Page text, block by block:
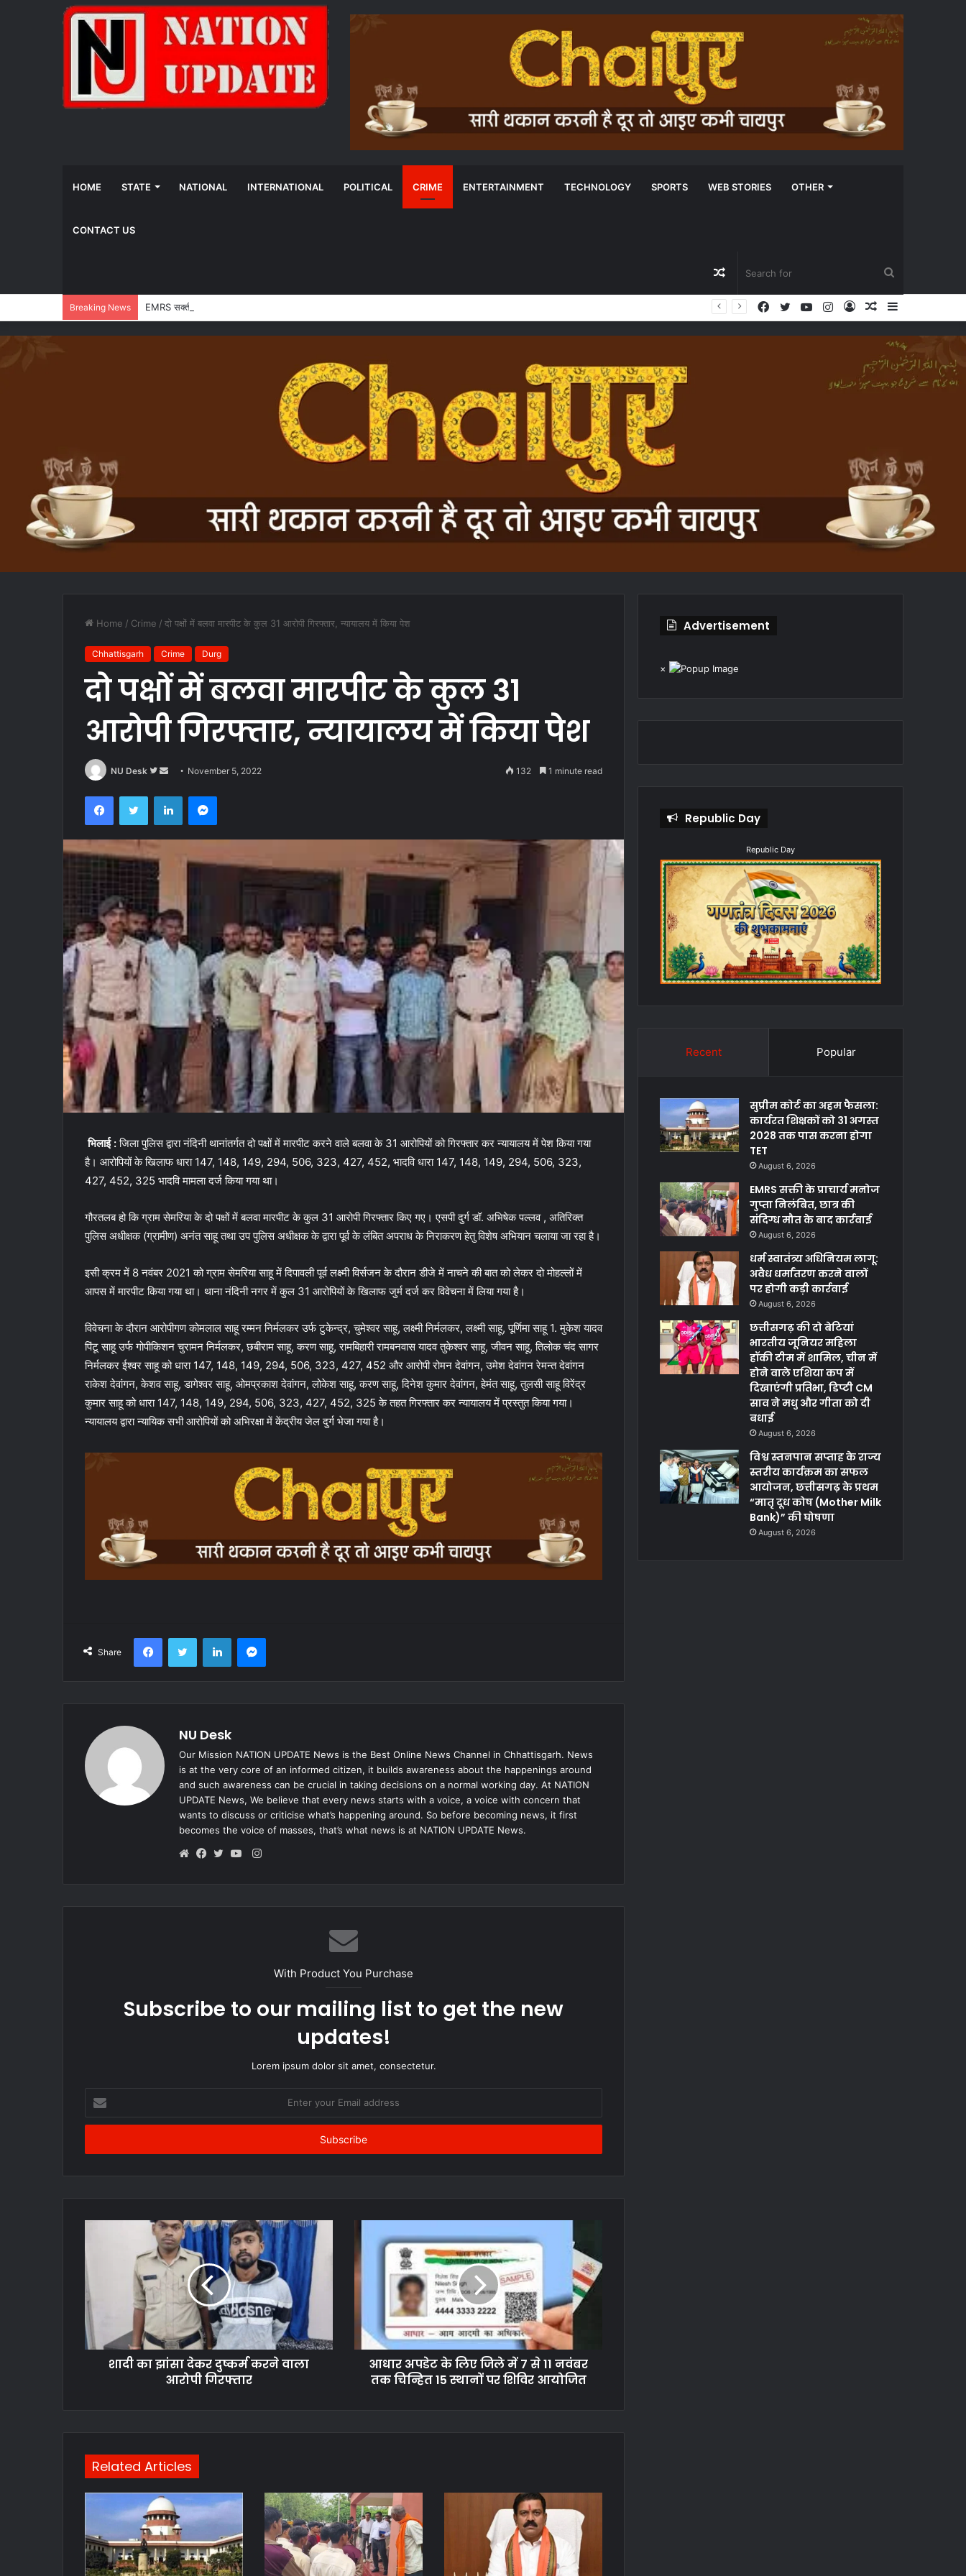
HOME STATE NATIONAL INTERNATIONAL POLITICAL CRIME ENTERTAINMENT TECHNOLOGY SPORTS WEB STORIES OTHER
CONTACT US
for
Random
Article
Breaking News EMRS सक्ती के प्राचार्य मनोज गुप्ता निलंबित, छात्र की संदिग्ध मौत के बाद कार्रवाई Sidebar
Random
Log
Instagram
YouTube
Twitter
Facebook
Home / Crime / दो पक्षों में बलवा मारपीट के कुल 31 आरोपी गिरफ्तार, न्यायालय में किया पेश
Chhattisgarh Crime Durg
दो पक्षों में बलवा मारपीट के कुल 31
आरोपी गिरफ्तार, न्यायालय में किया पेश
NU Desk
Follow
Twitter
Send November 5, 2022 132 1 minute read
FacebookTwitter LinkedInMessenger
भिलाई :जिला पुलिस द्वारा नंदिनी थानांतर्गत दो पक्षों में मारपीट करने वाले बलवा के 31 आरोपियों को गिरफ्तार कर न्यायालय में पेश किया गया
है। आरोपियों के खिलाफ धारा 147, 148, 149, 294, 506, 323, 427, 452, भादवि धारा 147, 148, 149, 294, 506, 323,
427, 452, 325 भादवि मामला दर्ज किया गया था।
गौरतलब हो कि ग्राम सेमरिया के दो पक्षों में बलवा मारपीट के कुल 31 आरोपी गिरफ्तार किए गए। एसपी दुर्ग डॉ. अभिषेक पल्लव , अतिरिक्त
पुलिस अधीक्षक (ग्रामीण) अनंत साहू तथा उप पुलिस अधीक्षक के द्वारा पूर्व के लंबित अपराध के निराकरण हेतु विशेष अभियान चलाया जा रहा है।
इसी क्रम में 8 नवंबर 2021 को ग्राम सेमरिया साहू में दिपावली पूर्व लक्ष्मी विर्सजन के दौरान डीजे में नाचने की बात को लेकर दो मोहल्लों में
आपस में मारपीट किया गया था। थाना नंदिनी नगर में कुल 31 आरोपियों के खिलाफ जुर्म दर्ज कर विवेचना में लिया गया है।
विवेचना के दौरान आरोपीगण कोमलाल साहू रम्मन निर्मलकर उर्फ टुकेन्द्र, चुमेश्वर साहू, लक्ष्मी निर्मलकर, लक्ष्मी साहू, पूर्णिमा साहू 1. मुकेश यादव
पिंटू साहू उर्फ गोपीकिशन चुरामन निर्मलकर, छबीराम साहू, करण साहू, रामबिहारी रामबनवास यादव तुकेश्वर साहू, जीवन साहू, तिलोक चंद सागर
निर्मलकर ईश्वर साहू को धारा 147, 148, 149, 294, 506, 323, 427, 452 और आरोपी रोमन देवांगन, उमेश देवांगन रेमन्त देवांगन
राकेश देवांगन, केशव साहू, डागेश्वर साहू, ओमप्रकाश देवांगन, लोकेश साहू, करण साहू, दिनेश कुमार देवांगन, हेमंत साहू, तुलसी साहू विरेंद्र
कुमार साहू को धारा 147, 148, 149, 294, 506, 323, 427, 452, 325 के तहत गिरफ्तार कर न्यायालय में प्रस्तुत किया गया।
न्यायालय द्वारा न्यायिक सभी आरोपियों को अभिरक्षा में केंद्रीय जेल दुर्ग भेजा गया है।
Share
FacebookTwitter LinkedInMessenger
NU Desk
Our Mission NATION UPDATE News is the Best Online News Channel in Chhattisgarh. News
is at the very core of an informed citizen, it builds awareness about the happenings around
and such awareness can be crucial in taking decisions on a normal working day. At NATION
UPDATE News, We believe that every news starts with a voice, a voice with concern that
wants to discuss or criticise what’s happening around. So before becoming news, it first
becomes the voice of masses, that’s what news is at NATION UPDATE News.
Instagram
With Product You Purchase
Subscribe to our mailing list to get the new
updates!
Lorem ipsum dolor sit amet, consectetur.
your
Email
शादी का झांसा देकर दुष्कर्म करने वाला
आरोपी गिरफ्तार
आधार अपडेट के लिए जिले में 7 से 11 नवंबर
तक चिन्हित 15 स्थानों पर शिविर आयोजित
Related Articles
Advertisement
×
Republic Day
Republic Day
Recent Popular
सुप्रीम कोर्ट का अहम फैसला:
कार्यरत शिक्षकों को 31 अगस्त
2028 तक पास करना होगा
TET
August 6, 2026
EMRS सक्ती के प्राचार्य मनोज
गुप्ता निलंबित, छात्र की
संदिग्ध मौत के बाद कार्रवाई
August 6, 2026
धर्म स्वातंत्र्य अधिनियम लागू:
अवैध धर्मांतरण करने वालों
पर होगी कड़ी कार्रवाई
August 6, 2026
छत्तीसगढ़ की दो बेटियां
भारतीय जूनियर महिला
हॉकी टीम में शामिल, चीन में
होने वाले एशिया कप में
दिखाएंगी प्रतिभा, डिप्टी CM
साव ने मधु और गीता को दी
बधाई
August 6, 2026
विश्व स्तनपान सप्ताह के राज्य
स्तरीय कार्यक्रम का सफल
आयोजन, छत्तीसगढ़ के प्रथम
“मातृ दूध कोष (Mother Milk
Bank)” की घोषणा
August 6, 2026